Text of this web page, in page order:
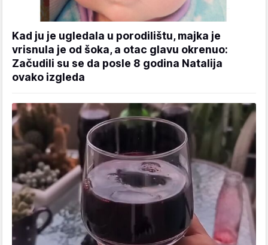
Kad ju je ugledala u porodilištu, majka je
vrisnula je od šoka, a otac glavu okrenuo:
Začudili su se da posle 8 godina Natalija
ovako izgleda